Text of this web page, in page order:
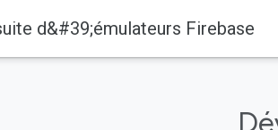
d&#39;émulateurs Firebase